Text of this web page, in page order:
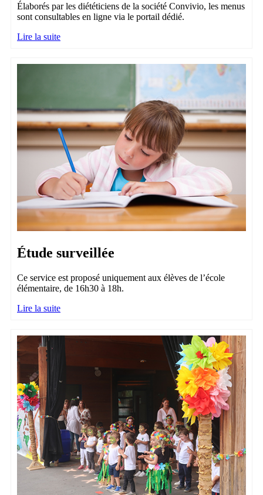
Élaborés par les diététiciens de la société Convivio, les menus
sont consultables en ligne via le portail dédié.
Lire la suite
Étude surveillée
Ce service est proposé uniquement aux élèves de l’école
élémentaire, de 16h30 à 18h.
Lire la suite